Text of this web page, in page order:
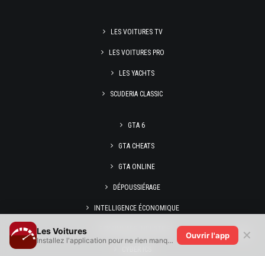
LES VOITURES TV
LES VOITURES PRO
LES YACHTS
SCUDERIA CLASSIC
GTA 6
GTA CHEATS
GTA ONLINE
DÉPOUSSIÉRAGE
INTELLIGENCE ÉCONOMIQUE
Les Voitures
Installez l'application pour ne rien manquer !
Ouvrir l'app ✕